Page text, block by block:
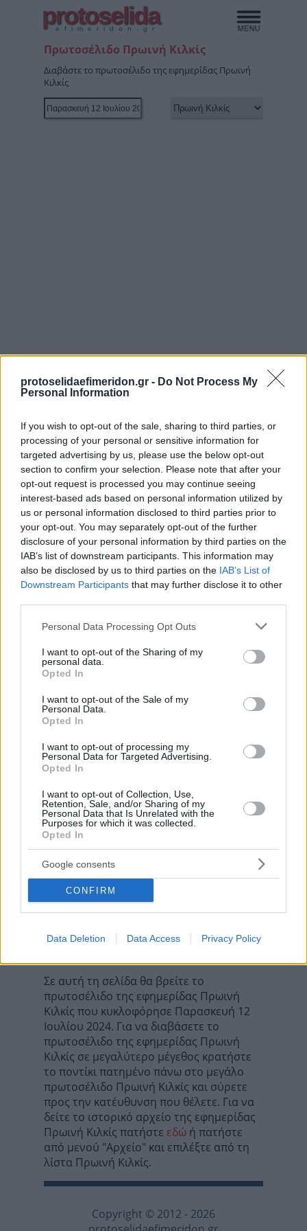
protoselidaefimeridon.gr - Do Not Process My
Personal Information
If you wish to opt-out of the sale, sharing to third parties, or
processing of your personal or sensitive information for
targeted advertising by us, please use the below opt-out
section to confirm your selection. Please note that after your
opt-out request is processed you may continue seeing
interest-based ads based on personal information utilized by
us or personal information disclosed to third parties prior to
your opt-out. You may separately opt-out of the further
disclosure of your personal information by third parties on the
IAB’s list of downstream participants. This information may
also be disclosed by us to third parties on the IAB’s List of
Downstream Participants that may further disclose it to other
Please note that this website/app uses one or more Google
not limited to your visit or usage behaviour. You may click to
grant or deny consent to Google and its third-party tags to
use your data for below specified purposes in below Google
consent section.
Personal Data Processing Opt Outs
I want to opt-out of the Sharing of my
personal data.
Opted In
I want to opt-out of the Sale of my
Personal Data.
Opted In
I want to opt-out of processing my
Personal Data for Targeted Advertising.
Opted In
I want to opt-out of Collection, Use,
Retention, Sale, and/or Sharing of my
Personal Data that Is Unrelated with the
Purposes for which it was collected.
Opted In
Google consents
CONFIRM
Data Deletion Data Access Privacy Policy
protoselida
efimeridon.gr
Πρωτοσέλιδο Πρωινή Κιλκίς
Διαβάστε το πρωτοσέλιδο της εφημερίδας Πρωινή
Κιλκίς
Προηγούμενη
Τύπος Χαλκιδικής
Επόμενη
Λαός Βέροιας
Κοινοποιήστε
Προηγούμενη
Τύπος Χαλκιδικής
Επόμενη
Λαός Βέροιας
Τα σχόλια έχουν απενεργοποιηθεί για
όλους προσωρινά!
Σε αυτή τη σελίδα θα βρείτε το
πρωτοσέλιδο της εφημερίδας Πρωινή
Κιλκίς που κυκλοφόρησε Παρασκευή 12
Ιουλίου 2024. Για να διαβάσετε το
πρωτοσέλιδο της εφημερίδας Πρωινή
Κιλκίς σε μεγαλύτερο μέγεθος κρατήστε
το ποντίκι πατημένο πάνω στο μεγάλο
πρωτοσέλιδο Πρωινή Κιλκίς και σύρετε
προς την κατέυθυνση που θέλετε. Για να
δείτε το ιστορικό αρχείο της εφημερίδας
Πρωινή Κιλκίς πατήστε εδώ ή πατήστε
από μενού "Αρχείο" και επιλέξτε από τη
λίστα Πρωινή Κιλκίς.
Copyright © 2012 - 2026